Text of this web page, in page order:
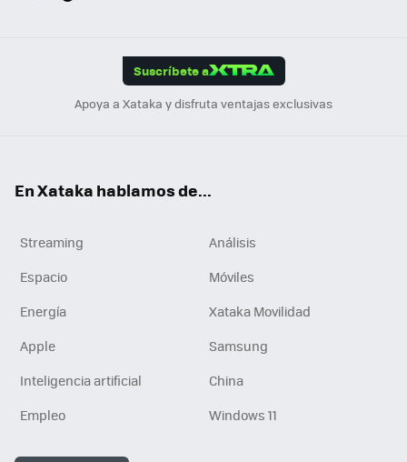
Suscríbete a
Apoya a Xataka y disfruta ventajas exclusivas
En Xataka hablamos de...
Streaming
Análisis
Espacio
Móviles
Energía
Xataka Movilidad
Apple
Samsung
Inteligencia artificial
China
Empleo
Windows 11